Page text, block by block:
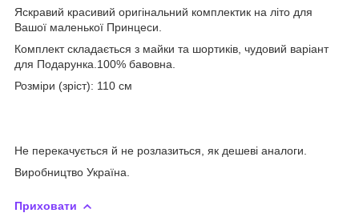
Яскравий красивий оригінальний комплектик на літо для
Вашої маленької Принцеси.
Комплект складається з майки та шортиків, чудовий варіант
для Подарунка.100% бавовна.
Розміри (зріст): 110 см
Не перекачується й не розлазиться, як дешеві аналоги.
Виробництво Україна.
Приховати